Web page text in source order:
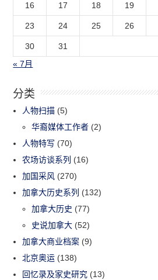
16 17 18 19
23 24 25 26
30
31
« 7月
分类
人物扫描 (5)
华裔媒体工作者 (2)
人物特写 (70)
农场访谈系列 (16)
加国采风 (270)
加拿大历史系列 (132)
加拿大历史 (77)
史说加拿大 (52)
加拿大商业档案 (9)
北京奥运 (138)
回忆录及家史研究 (13)